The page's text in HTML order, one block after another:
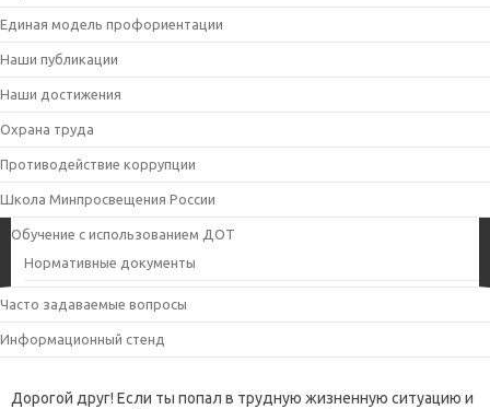
Единая модель профориентации
Наши публикации
Наши достижения
Охрана труда
Противодействие коррупции
Школа Минпросвещения России
Обучение с использованием ДОТ
Нормативные документы
Часто задаваемые вопросы
Информационный стенд
Дорогой друг! Если ты попал в трудную жизненную ситуацию и